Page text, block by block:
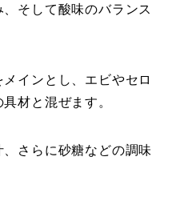
そして酸味のバランス
インとし、エビやセロ
材と混ぜます。
さらに砂糖などの調味